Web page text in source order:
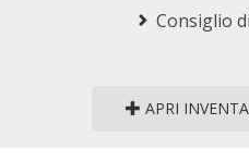
Consiglio
APRI